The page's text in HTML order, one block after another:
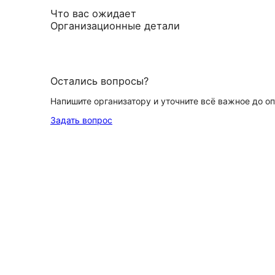
Что вас ожидает
Организационные детали
Остались вопросы?
Напишите организатору и уточните всё важное до
Задать вопрос